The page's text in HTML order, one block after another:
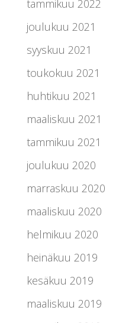
tammikuu 2022
joulukuu 2021
syyskuu 2021
toukokuu 2021
huhtikuu 2021
maaliskuu 2021
tammikuu 2021
joulukuu 2020
marraskuu 2020
maaliskuu 2020
helmikuu 2020
heinäkuu 2019
kesäkuu 2019
maaliskuu 2019